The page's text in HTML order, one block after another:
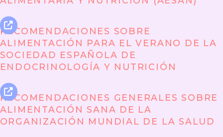
RECOMENDACIONES SOBRE
ALIMENTACIÓN PARA EL VERANO DE LA
SOCIEDAD ESPAÑOLA DE
ENDOCRINOLOGÍA Y NUTRICIÓN
RECOMENDACIONES GENERALES SOBRE
ALIMENTACIÓN SANA DE LA
ORGANIZACIÓN MUNDIAL DE LA SALUD